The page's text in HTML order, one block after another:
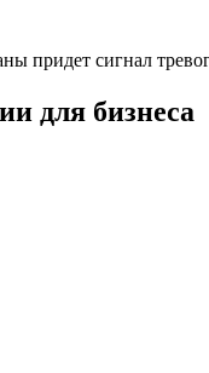
придет сигнал
для бизнеса